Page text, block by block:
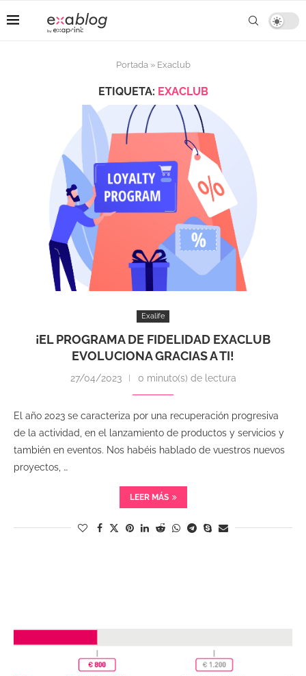
Portada» Exaclub
ETIQUETA: EXACLUB
Exalife
¡EL PROGRAMA DE FIDELIDAD EXACLUB
EVOLUCIONA GRACIAS A TI!
27/04/2023 0 minuto(s) de lectura
El año 2023 se caracteriza por una recuperación progresiva
de la actividad, en el lanzamiento de productos y servicios y
también en eventos. Nos habéis hablado de vuestros nuevos
proyectos, …
LEER MÁS